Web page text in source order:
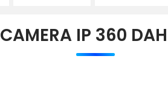
CAMERA IP 360